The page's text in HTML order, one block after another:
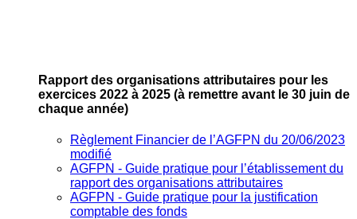
Rapport des organisations attributaires pour les
exercices 2022 à 2025 (à remettre avant le 30 juin de
chaque année)
Règlement Financier de l’AGFPN du 20/06/2023
modifié
AGFPN ‐ Guide pratique pour l’établissement du
rapport des organisations attributaires
AGFPN ‐ Guide pratique pour la justification
comptable des fonds